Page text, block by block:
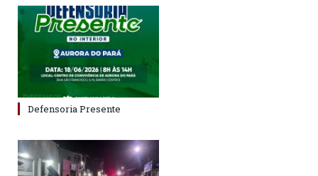
Defensoria Presente